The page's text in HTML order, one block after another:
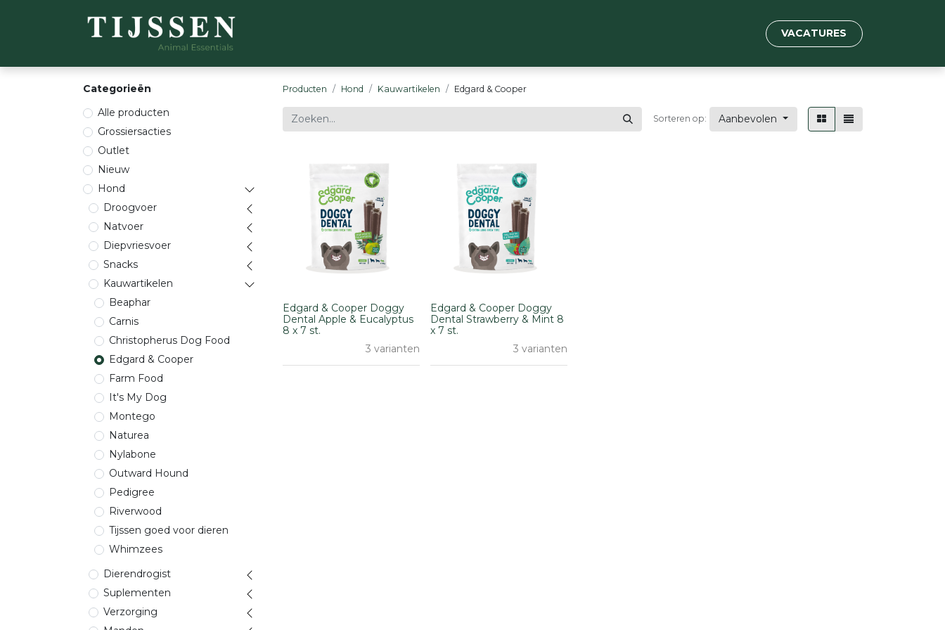
VACATURES
Categorieën
Alle producten
Grossiersacties
Outlet
Nieuw
Hond
Droogvoer
Natvoer
Diepvriesvoer
Snacks
Kauwartikelen
Beaphar
Carnis
Christopherus Dog Food
Edgard & Cooper
Farm Food
It's My Dog
Montego
Naturea
Nylabone
Outward Hound
Pedigree
Riverwood
Tijssen goed voor dieren
Whimzees
Dierendrogist
Suplementen
Verzorging
Producten Hond Kauwartikelen Edgard & Cooper
Sorteren op: Aanbevolen
Edgard & Cooper Doggy
Dental Apple & Eucalyptus
8 x 7 st.
3 varianten
Edgard & Cooper Doggy
Dental Strawberry & Mint 8
x 7 st.
3 varianten